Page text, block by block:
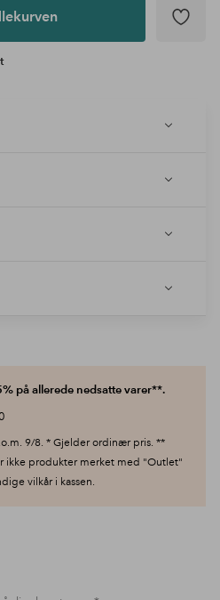
på allerede nedsatte varer**.
9/8. * Gjelder ordinær pris. **
ikke produkter merket med "Outlet"
vilkår i kassen.